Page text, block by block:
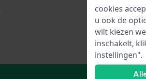
cookies
u ook de
wilt kiezen
inschakelt,
instellingen".